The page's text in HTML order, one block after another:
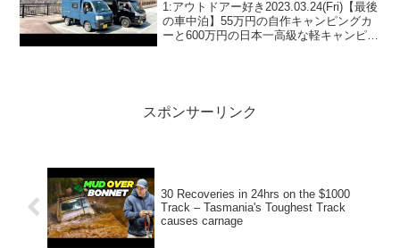
グ車中泊旅
1:アウトドアー好き2023.03.24(Fri)【最後
の車中泊】55万円の自作キャンピングカ
ーと600万円の日本一高級な軽キャンピン
スポンサーリンク
30 Recoveries in 24hrs on the $1000
Track – Tasmania's Toughest Track
causes carnage